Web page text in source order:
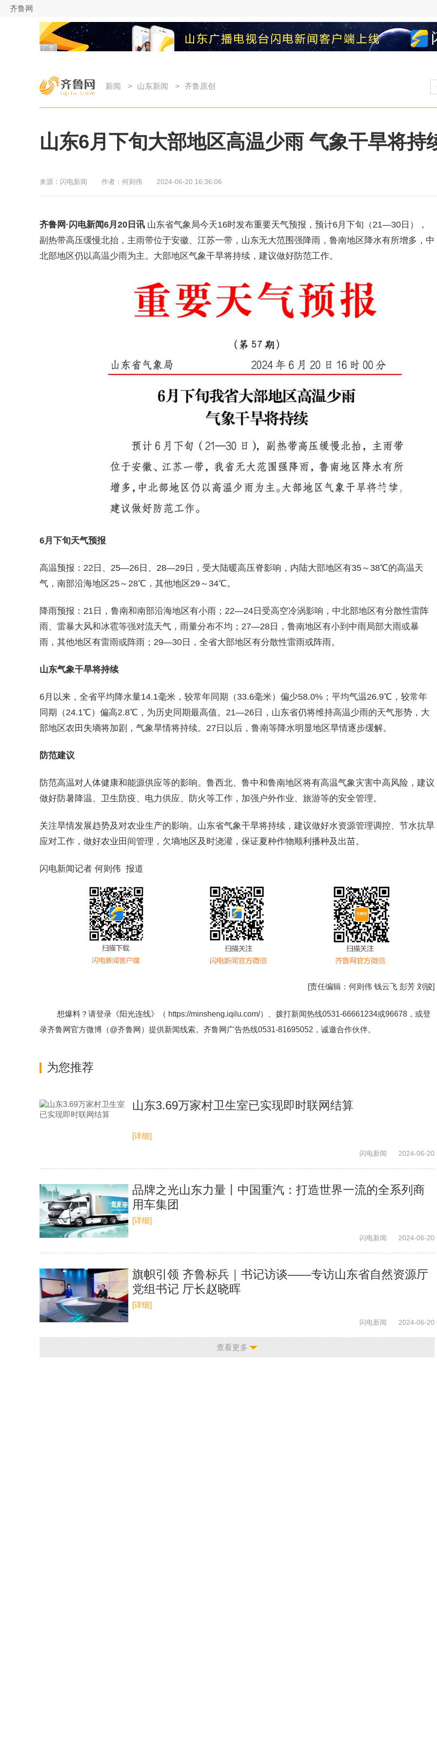
齐鲁网
新闻 > 山东新闻 > 齐鲁原创
山东6月下旬大部地区高温少雨 气象干旱将持
来源： 闪电新闻 作者： 何则伟 2024-06-20 16:36:06
齐鲁网 ·闪电新闻6月20日讯山东省气象局今天16时发布重要天气预报，预计6月下旬（21—30日），
副热带高压缓慢北抬，主雨带位于安徽、江苏一带，山东无大范围强降雨，鲁南地区降水有所增多，中
北部地区仍以高温少雨为主。大部地区气象干旱将持续，建议做好防范工作。
6月下旬天气预报
高温预报：22日、25—26日、28—29日，受大陆暖高压脊影响，内陆大部地区有35～38℃的高温天
气，南部沿海地区25～28℃，其他地区29～34℃。
降雨预报：21日，鲁南和南部沿海地区有小雨；22—24日受高空冷涡影响，中北部地区有分散性雷阵
雨、雷暴大风和冰雹等强对流天气，雨量分布不均；27—28日，鲁南地区有小到中雨局部大雨或暴
雨，其他地区有雷雨或阵雨；29—30日，全省大部地区有分散性雷雨或阵雨。
山东气象干旱将持续
6月以来，全省平均降水量14.1毫米，较常年同期（33.6毫米）偏少58.0%；平均气温26.9℃，较常年
同期（24.1℃）偏高2.8℃，为历史同期最高值。21—26日，山东省仍将维持高温少雨的天气形势，大
部地区农田失墒将加剧，气象旱情将持续。27日以后，鲁南等降水明显地区旱情逐步缓解。
防范建议
防范高温对人体健康和能源供应等的影响。鲁西北、鲁中和鲁南地区将有高温气象灾害中高风险，建议
做好防暑降温、卫生防疫、电力供应、防火等工作，加强户外作业、旅游等的安全管理。
关注旱情发展趋势及对农业生产的影响。山东省气象干旱将持续，建议做好水资源管理调控、节水抗旱
应对工作，做好农业田间管理，欠墒地区及时浇灌，保证夏种作物顺利播种及出苗。
闪电新闻记者 何则伟 报道
[责任编辑： 何则伟 钱云飞 彭芳 刘骏]
想爆料？请登录《阳光连线》（ https://minsheng.iqilu.com/）、拨打新闻热线0531-66661234或96678，或登
录齐鲁网官方微博（@齐鲁网 ）提供新闻线索。齐鲁网广告热线0531-81695052 ，诚邀合作伙伴。
为您推荐
山东3.69万家村卫生室已实现即时联网结算
[详细]
闪电新闻 2024-06-20
品牌之光山东力量丨中国重汽：打造世界一流的全系列商
用车集团
[详细]
闪电新闻 2024-06-20
旗帜引领 齐鲁标兵｜书记访谈——专访山东省自然资源厅
党组书记 厅长赵晓晖
[详细]
闪电新闻 2024-06-20
查看更多